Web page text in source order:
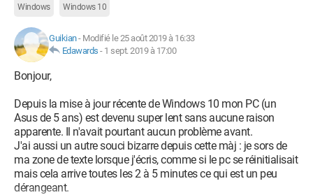
Windows Windows 10
Guikian- Modifié le 25 août 2019 à 16:33
Edawards - 1 sept. 2019 à 17:00
Bonjour,
Depuis la mise à jour récente de Windows 10 mon PC (un
Asus de 5 ans) est devenu super lent sans aucune raison
apparente. Il n'avait pourtant aucun problème avant.
J'ai aussi un autre souci bizarre depuis cette màj : je sors de
ma zone de texte lorsque j'écris, comme si le pc se réinitialisait
mais cela arrive toutes les 2 à 5 minutes ce qui est un peu
dérangeant.